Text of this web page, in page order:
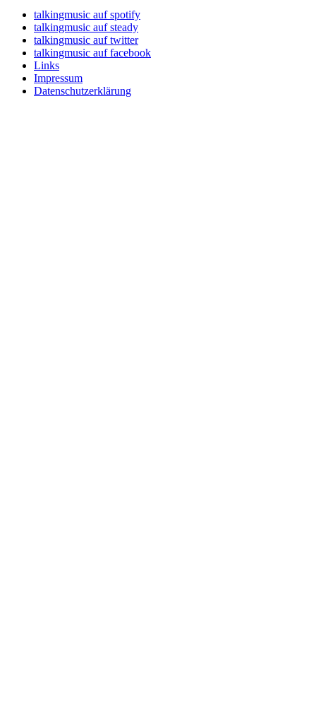
talkingmusic auf spotify
talkingmusic auf steady
talkingmusic auf twitter
talkingmusic auf facebook
Links
Impressum
Datenschutzerklärung